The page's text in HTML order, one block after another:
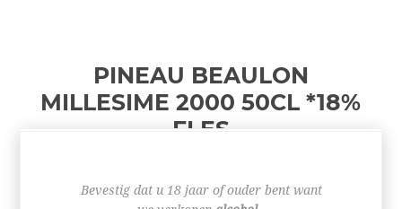
PINEAU BEAULON
MILLESIME 2000 50CL *18%
FLES
€ 41,45
Bevestig dat u 18 jaar of ouder bent want